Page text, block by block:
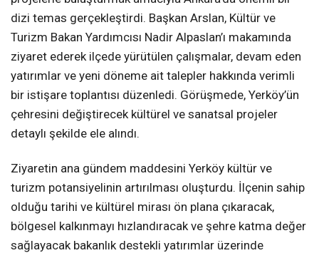
dizi temas gerçekleştirdi. Başkan Arslan, Kültür ve
Turizm Bakan Yardımcısı Nadir Alpaslan’ı makamında
ziyaret ederek ilçede yürütülen çalışmalar, devam eden
yatırımlar ve yeni döneme ait talepler hakkında verimli
bir istişare toplantısı düzenledi. Görüşmede, Yerköy’ün
çehresini değiştirecek kültürel ve sanatsal projeler
detaylı şekilde ele alındı.
Ziyaretin ana gündem maddesini Yerköy kültür ve
turizm potansiyelinin artırılması oluşturdu. İlçenin sahip
olduğu tarihi ve kültürel mirası ön plana çıkaracak,
bölgesel kalkınmayı hızlandıracak ve şehre katma değer
sağlayacak bakanlık destekli yatırımlar üzerinde